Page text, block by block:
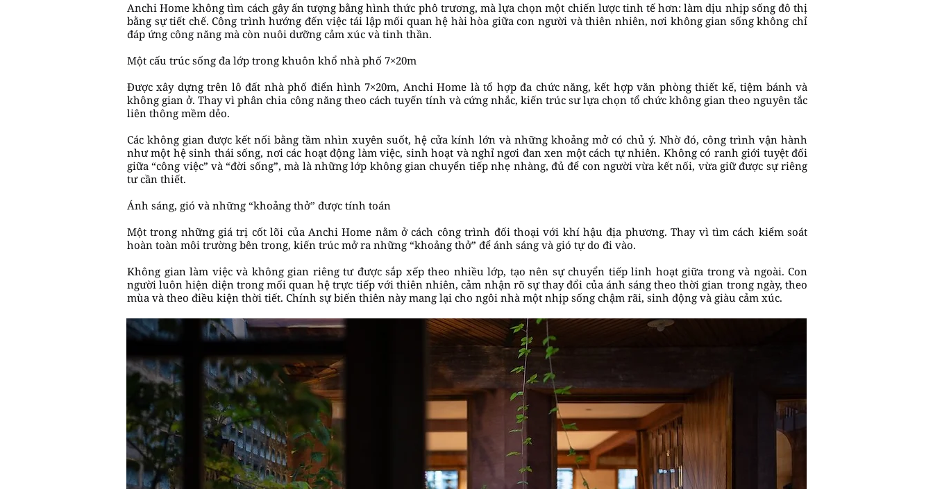
Anchi Home không tìm cách gây ấn tượng bằng hình thức phô trương, mà lựa chọn một chiến lược tinh tế hơn: làm dịu nhịp sống đô thị
bằng sự tiết chế. Công trình hướng đến việc tái lập mối quan hệ hài hòa giữa con người và thiên nhiên, nơi không gian sống không chỉ
đáp ứng công năng mà còn nuôi dưỡng cảm xúc và tinh thần.
Một cấu trúc sống đa lớp trong khuôn khổ nhà phố 7×20m
Được xây dựng trên lô đất nhà phố điển hình 7×20m, Anchi Home là tổ hợp đa chức năng, kết hợp văn phòng thiết kế, tiệm bánh và
không gian ở. Thay vì phân chia công năng theo cách tuyến tính và cứng nhắc, kiến trúc sư lựa chọn tổ chức không gian theo nguyên tắc
liên thông mềm dẻo.
Các không gian được kết nối bằng tầm nhìn xuyên suốt, hệ cửa kính lớn và những khoảng mở có chủ ý. Nhờ đó, công trình vận hành
như một hệ sinh thái sống, nơi các hoạt động làm việc, sinh hoạt và nghỉ ngơi đan xen một cách tự nhiên. Không có ranh giới tuyệt đối
giữa “công việc” và “đời sống”, mà là những lớp không gian chuyển tiếp nhẹ nhàng, đủ để con người vừa kết nối, vừa giữ được sự riêng
tư cần thiết.
Ánh sáng, gió và những “khoảng thở” được tính toán
Một trong những giá trị cốt lõi của Anchi Home nằm ở cách công trình đối thoại với khí hậu địa phương. Thay vì tìm cách kiểm soát
hoàn toàn môi trường bên trong, kiến trúc mở ra những “khoảng thở” để ánh sáng và gió tự do đi vào.
Không gian làm việc và không gian riêng tư được sắp xếp theo nhiều lớp, tạo nên sự chuyển tiếp linh hoạt giữa trong và ngoài. Con
người luôn hiện diện trong mối quan hệ trực tiếp với thiên nhiên, cảm nhận rõ sự thay đổi của ánh sáng theo thời gian trong ngày, theo
mùa và theo điều kiện thời tiết. Chính sự biến thiên này mang lại cho ngôi nhà một nhịp sống chậm rãi, sinh động và giàu cảm xúc.